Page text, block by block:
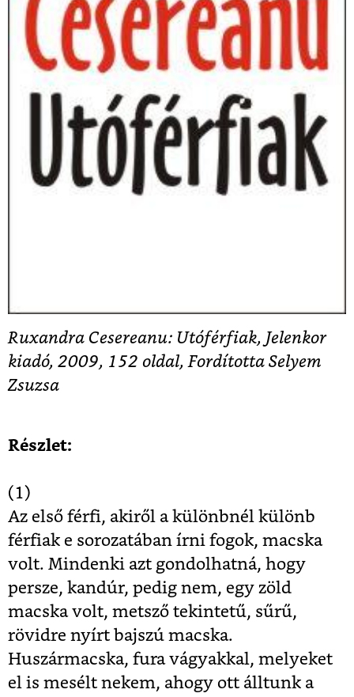
Ruxandra Cesereanu: Utóférfiak, Jelenkor
kiadó, 2009, 152 oldal, Fordította Selyem
Zsuzsa
Részlet:
(1)
Az első férfi, akiről a különbnél különb
férfiak e sorozatában írni fogok, macska
volt. Mindenki azt gondolhatná, hogy
persze, kandúr, pedig nem, egy zöld
macska volt, metsző tekintetű, sűrű,
rövidre nyírt bajszú macska.
Huszármacska, fura vágyakkal, melyeket
el is mesélt nekem, ahogy ott álltunk a